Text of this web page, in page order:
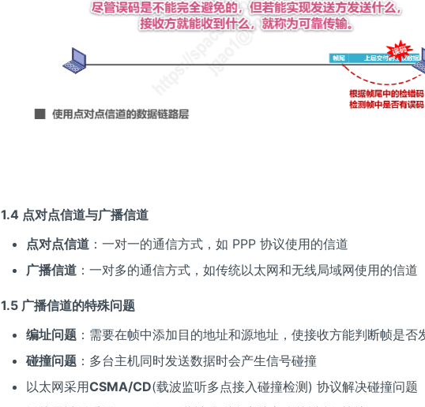
1.4 点对点信道与广播信道
点对点信道 ：一对一的通信方式，如 PPP 协议使用的信道
广播信道 ：一对多的通信方式，如传统以太网和无线局域网使用的信道
1.5 广播信道的特殊问题
编址问题 ：需要在帧中添加目的地址和源地址，使接收方能判断帧是否
碰撞问题 ：多台主机同时发送数据时会产生信号碰撞
以太网采用CSMA/CD(载波监听多点接入碰撞检测) 协议解决碰撞问题